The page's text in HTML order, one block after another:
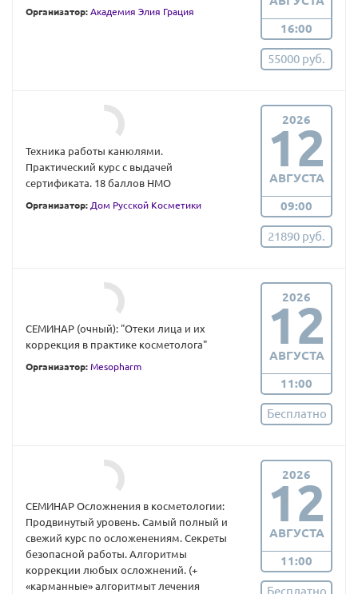
Организатор: Академия Элия Грация
16:00
55000 руб.
Техника работы канюлями.
Практический курс с выдачей
сертификата. 18 баллов НМО
Организатор: Дом Русской Косметики
2026
12
АВГУСТА
09:00
21890 руб.
СЕМИНАР (очный): "Отеки лица и их
коррекция в практике косметолога"
Организатор: Mesopharm
2026
12
АВГУСТА
11:00
Бесплатно
СЕМИНАР Осложнения в косметологии:
Продвинутый уровень. Самый полный и
свежий курс по осложенениям. Секреты
безопасной работы. Алгоритмы
коррекции любых осложнений. (+
«карманные» алгоритмыт лечения
2026
12
АВГУСТА
11:00
Бесплатно